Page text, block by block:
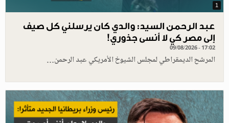
1
عبد الرحمن السيد: والدي كان يرسلني كل صيف
إلى مصر كي لا أنسى جذوري!
09/08/2026 - 17:02
المرشح الديمقراطي لمجلس الشيوخ الأمريكي عبد الرحمن…